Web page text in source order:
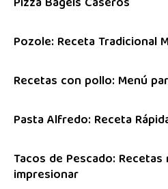
Pozole: Receta Tradicional
Recetas con pollo: Menú
Pasta Alfredo: Receta
Tacos de Pescado:
impresionar